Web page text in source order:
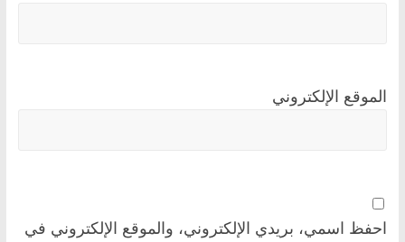
الموقع الإلكتروني
احفظ اسمي، بريدي الإلكتروني، والموقع الإلكتروني في